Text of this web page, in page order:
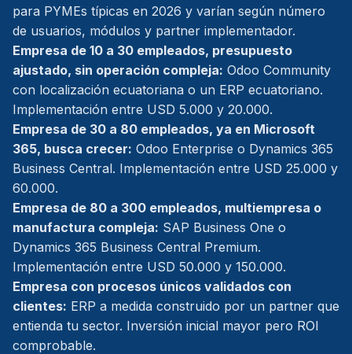
para PYMEs típicas en 2026 y varían según número
de usuarios, módulos y partner implementador.
Empresa de 10 a 30 empleados, presupuesto
ajustado, sin operación compleja: Odoo Community
con localización ecuatoriana o un ERP ecuatoriano.
Implementación entre USD 5.000 y 20.000.
Empresa de 30 a 80 empleados, ya en Microsoft
365, busca crecer: Odoo Enterprise o Dynamics 365
Business Central. Implementación entre USD 25.000 y
60.000.
Empresa de 80 a 300 empleados, multiempresa o
manufactura compleja: SAP Business One o
Dynamics 365 Business Central Premium.
Implementación entre USD 50.000 y 150.000.
Empresa con procesos únicos validados con
clientes: ERP a medida construido por un partner que
entienda tu sector. Inversión inicial mayor pero ROI
comprobable.